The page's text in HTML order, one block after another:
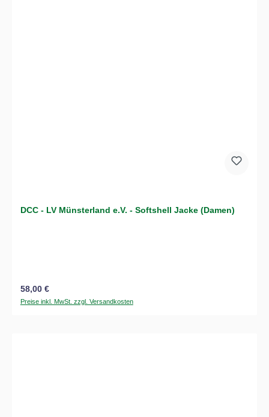
DCC - LV Münsterland e.V. - Softshell Jacke (Damen)
Regulärer Preis:
58,00 €
Preise inkl. MwSt. zzgl. Versandkosten